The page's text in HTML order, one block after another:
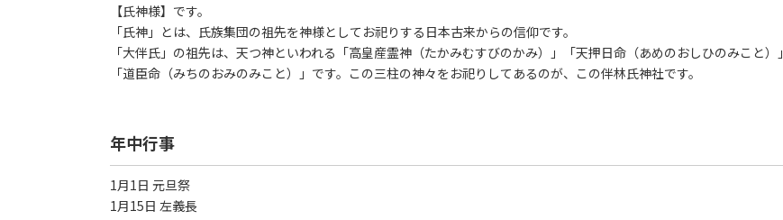
【氏神様】です。
「氏神」とは、氏族集団の祖先を神様としてお祀りする日本古来からの信仰です。
「大伴氏」の祖先は、天つ神といわれる「高皇産霊神（たかみむすびのかみ）」「天押日命（あめのおしひのみこと）」
「道臣命（みちのおみのみこと）」です。この三柱の神々をお祀りしてあるのが、この伴林氏神社です。
年中行事
1月1日 元旦祭
1月15日 左義長